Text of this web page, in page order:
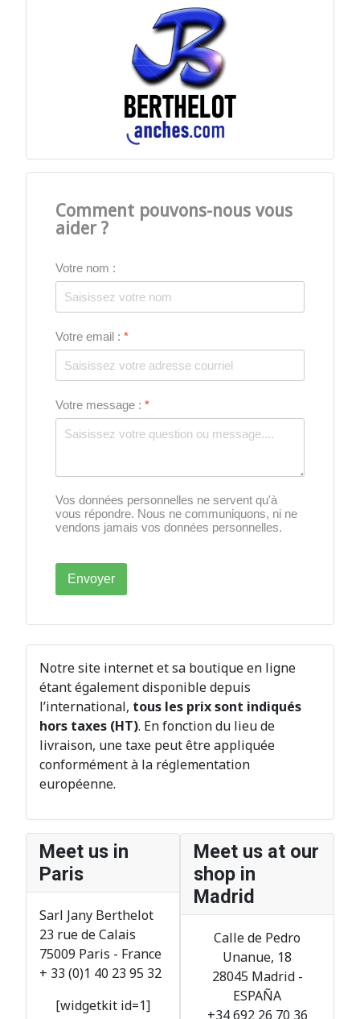
Comment pouvons-nous vous
aider ?
Votre nom :
Votre email : *
Votre message : *
Vos données personnelles ne servent qu'à
vous répondre. Nous ne communiquons, ni ne
vendons jamais vos données personnelles.
Envoyer
Notre site internet et sa boutique en ligne
étant également disponible depuis
l’international, tous les prix sont indiqués
hors taxes (HT). En fonction du lieu de
livraison, une taxe peut être appliquée
conformément à la réglementation
européenne.
Meet us in
Paris
Sarl Jany Berthelot
23 rue de Calais
75009 Paris - France
+ 33 (0)1 40 23 95 32
[widgetkit id=1]
Meet us at our
shop in
Madrid
Calle de Pedro
Unanue, 18
28045 Madrid-
ESPAÑA
+34 692 26 70 36